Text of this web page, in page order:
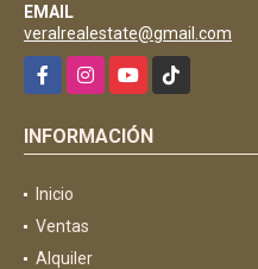
EMAIL
veralrealestate@gmail.com
FacebookInstagramYouTubeTikTok
INFORMACIÓN
Inicio
Ventas
Alquiler